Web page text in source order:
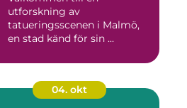
utforskning av
tatueringsscenen i Malmö,
en stad känd för sin ...
04. okt